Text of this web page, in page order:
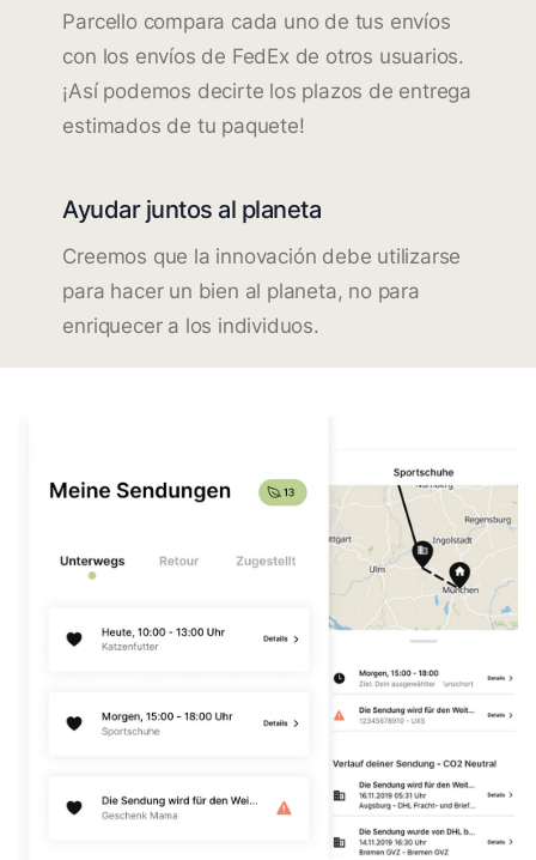
Parcello compara cada uno de tus envíos
con los envíos de FedEx de otros usuarios.
¡Así podemos decirte los plazos de entrega
estimados de tu paquete!
Ayudar juntos al planeta
Creemos que la innovación debe utilizarse
para hacer un bien al planeta, no para
enriquecer a los individuos.